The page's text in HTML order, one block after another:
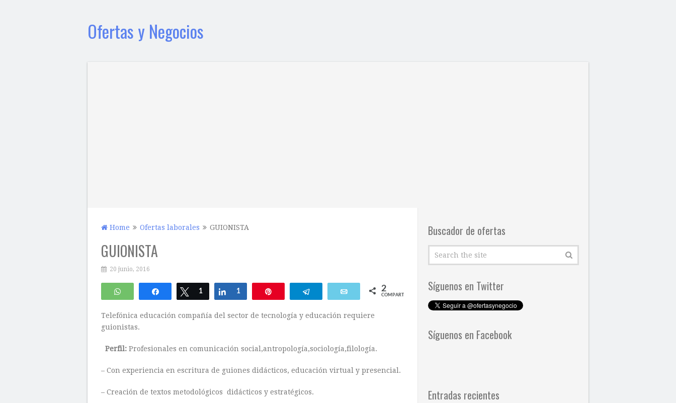
Ofertas y Negocios
Home Ofertas laborales GUIONISTA
GUIONISTA
20 junio, 2016
WhatsApp Compartir Twittear
1 Compartir
1 Telegram Email 2
COMPARTIR
Telefónica educación compañía del sector de tecnología y educación requiere
guionistas.
Perfil: Profesionales en comunicación social,antropología,sociología,filología.
– Con experiencia en escritura de guiones didácticos, educación virtual y presencial.
– Creación de textos metodológicos didácticos y estratégicos.
Buscador de ofertas
Síguenos en Twitter
Síguenos en Facebook
Entradas recientes